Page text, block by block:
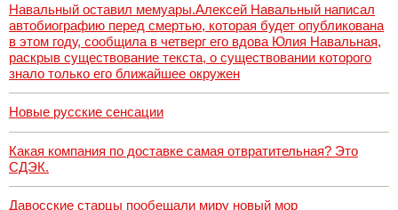
Навальный оставил мемуары.Алексей Навальный написал
автобиографию перед смертью, которая будет опубликована
в этом году, сообщила в четверг его вдова Юлия Навальная,
раскрыв существование текста, о существовании которого
знало только его ближайшее окружен
Новые русские сенсации
Какая компания по доставке самая отвратительная? Это
СДЭК.
Давосские старцы пообещали миру новый мор